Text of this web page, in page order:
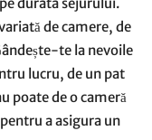
de camere, de
te la nevoile
lucru, de un pat
poate de o cameră
a asigura un